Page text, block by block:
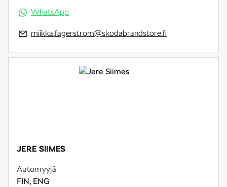
WhatsApp
miikka.fagerstrom@skodabrandstore.fi
JERE SIIMES
Automyyjä
FIN, ENG